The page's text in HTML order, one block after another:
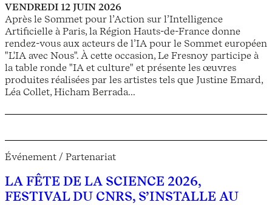
VENDREDI 12 JUIN 2026
Après le Sommet pour l’Action sur l’Intelligence
Artificielle à Paris, la Région Hauts-de-France donne
rendez-vous aux acteurs de l’IA pour le Sommet européen
"L'IA avec Nous". À cette occasion, Le Fresnoy participe à
la table ronde "IA et culture" et présente les œuvres
produites réalisées par les artistes tels que Justine Emard,
Léa Collet, Hicham Berrada...
Événement / Partenariat
LA FÊTE DE LA SCIENCE 2026,
FESTIVAL DU CNRS, S’INSTALLE AU